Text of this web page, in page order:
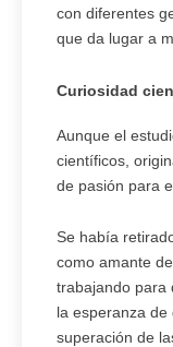
con diferentes
que da lugar a
Curiosidad
Aunque el
científicos,
de pasión para
Se había
como amante
trabajando para
la esperanza
superación de